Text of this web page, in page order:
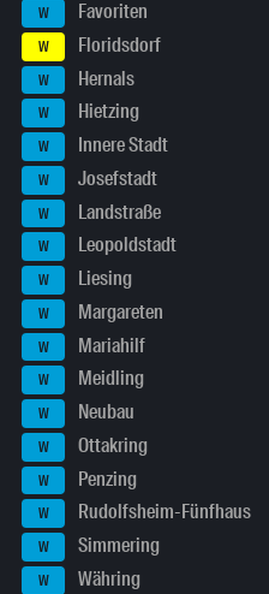
W Favoriten
W Floridsdorf
W Hernals
W Hietzing
W Innere Stadt
W Josefstadt
W Landstraße
W Leopoldstadt
W Liesing
W Margareten
W Mariahilf
W Meidling
W Neubau
W Ottakring
W Penzing
W Rudolfsheim-Fünfhaus
W Simmering
W Währing